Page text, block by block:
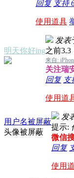
回复 支持
使用道具
明天你好ing
发表
之前3.3
来自:
关注瑞
回复 支
使用道
用户名被屏蔽
头像被屏蔽
发
提示:
微信
回复
使用